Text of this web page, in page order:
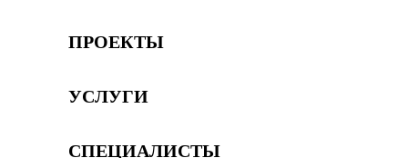
ПРОЕКТЫ
УСЛУГИ
СПЕЦИАЛИСТЫ